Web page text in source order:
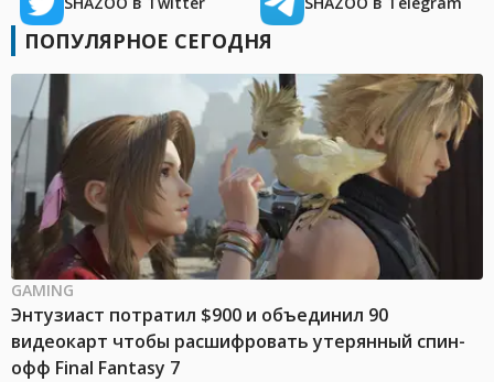
ПОПУЛЯРНОЕ СЕГОДНЯ
GAMING
Энтузиаст потратил $900 и объединил 90
видеокарт чтобы расшифровать утерянный спин-
офф Final Fantasy 7